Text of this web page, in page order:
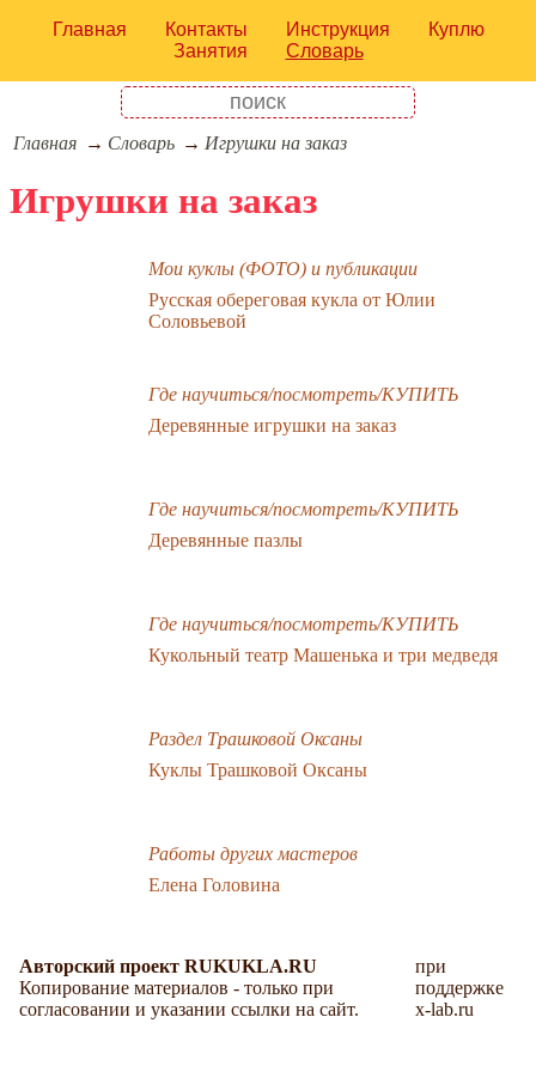
Главная Контакты Инструкция
Куплю
Занятия
Словарь
Главная Словарь Игрушки на заказ
Игрушки на заказ
Мои куклы (ФОТО) и публикации
Русская обереговая кукла от Юлии
Соловьевой
Где научиться/посмотреть/КУПИТЬ
Деревянные игрушки на заказ
Где научиться/посмотреть/КУПИТЬ
Деревянные пазлы
Где научиться/посмотреть/КУПИТЬ
Кукольный театр Машенька и три медведя
Раздел Трашковой Оксаны
Куклы Трашковой Оксаны
Работы других мастеров
Елена Головина
Авторский проект RUKUKLA.RU
Копирование материалов - только при
согласовании и указании ссылки на сайт.
при
поддержке
x-lab.ru